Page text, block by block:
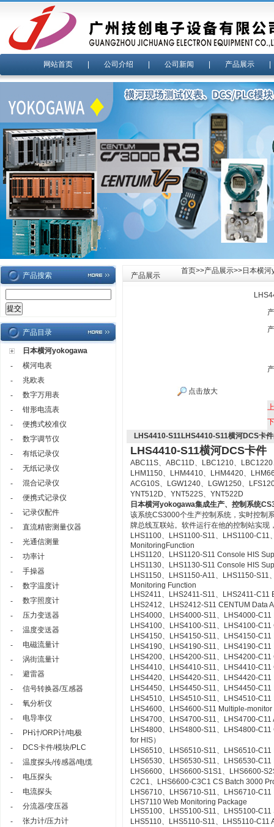
网站首页 公司介绍 公司新闻 产品展示
产品搜索
产品目录
日本横河yokogawa
-
横河电表
-
兆欧表
-
数字万用表
-
钳形电流表
-
便携式校准仪
-
数字调节仪
-
有纸记录仪
-
无纸记录仪
-
混合记录仪
-
便携式记录仪
-
记录仪配件
-
直流精密测量仪器
-
光通信测量
-
功率计
-
手操器
-
数字温度计
-
数字照度计
-
压力变送器
-
温度变送器
-
电磁流量计
-
涡街流量计
-
避雷器
-
信号转换器/互感器
-
氧分析仪
-
电导率仪
-
PH计/ORP计/电极
-
DCS卡件/模块/PLC
-
温度探头/传感器/电缆
-
电压探头
-
电流探头
-
分流器/变压器
-
张力计/压力计
产品展示
首页>>产品展示>>日本横
点击放大
LHS4410-S11LHS4410-S11横河DCS卡件
LHS4410-S11横河DCS卡件
ABC11S、ABC11D、LBC1210、
LHM1150、LHM4410、LHM4420、
ACG10S、LGW1240、LGW1250、
YNT512D、YNT522S、YNT522D
日本横河yokogawa集成生产、控制系统
该系统CS3000个生产控制系统，实时控制
牌总线互联站。软件运行在他的控制站实
LHS1100、LHS1100-S11、LHS1100-
MonitoringFunction
LHS1120、LHS1120-S11 Console HIS
LHS1130、LHS1130-S11 Console HIS
LHS1150、LHS1150-A11、LHS1150-
Monitoring Function
LHS2411、LHS2411-S11、LHS2411-
LHS2412、LHS2412-S11 CENTUM Data
LHS4000、LHS4000-S11、LHS4000-
LHS4100、LHS4100-S11、LHS4100-
LHS4150、LHS4150-S11、LHS4150-
LHS4190、LHS4190-S11、LHS4190-
LHS4200、LHS4200-S11、LHS4200-
LHS4410、LHS4410-S11、LHS4410-
LHS4420、LHS4420-S11、LHS4420-
LHS4450、LHS4450-S11、LHS4450-
LHS4510、LHS4510-S11、LHS4510-
LHS4600、LHS4600-S11 Multiple-
LHS4700、LHS4700-S11、LHS4700-
LHS4800、LHS4800-S11、LHS4800-
for HIS）
LHS6510、LHS6510-S11、LHS6510-
LHS6530、LHS6530-S11、LHS6530-
LHS6600、LHS6600-S1S1、LHS6600-
C2C1、LHS6600-C3C1 CS Batch 3000
LHS6710、LHS6710-S11、LHS6710-
LHS7110 Web Monitoring Package
LHS5100、LHS5100-S11、LHS5100-
LHS5110、LHS5110-S11、LHS5110-C11